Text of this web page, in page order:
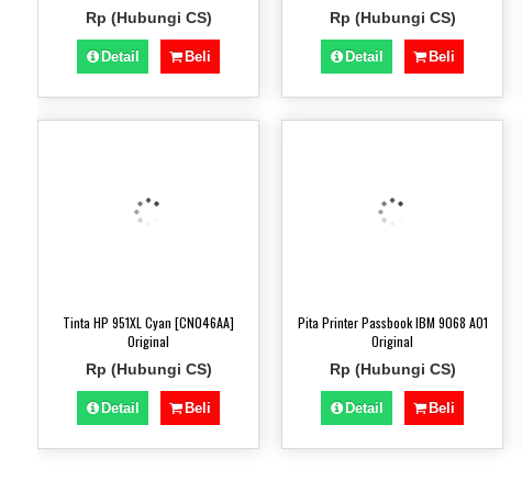
Rp (Hubungi CS)
Detail Beli
Rp (Hubungi CS)
Detail Beli
Tinta HP 951XL Cyan [CN046AA]
Original
Rp (Hubungi CS)
Detail Beli
Pita Printer Passbook IBM 9068 AO1
Original
Rp (Hubungi CS)
Detail Beli